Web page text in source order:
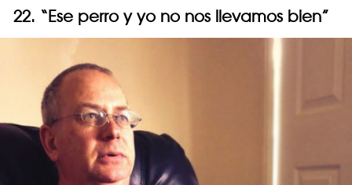
22. “Ese perro y yo no nos llevamos bien”